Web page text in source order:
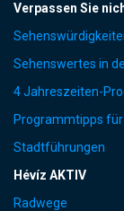
Verpassen Sie
Sehenswertes in
4 Jahreszeiten-
Programmtipps für
Stadtführungen
Hévíz AKTIV
Radwege